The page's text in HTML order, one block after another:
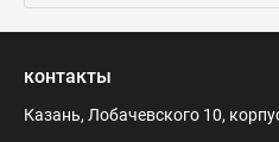
контакты
Казань, Лобачевского 10,